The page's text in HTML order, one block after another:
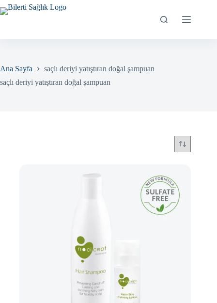
Skip
to
Ana Sayfa
saçlı deriyi yatıştıran doğal şampuan
saçlı deriyi yatıştıran doğal şampuan